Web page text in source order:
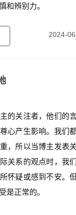
和辨别力。
2024-
的关注者，他们的
心产生影响。我们
，所以当博主发表关
关系的观点时，我
怀疑或感到不安。
是正常的。